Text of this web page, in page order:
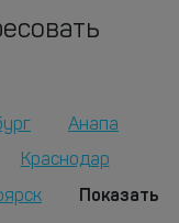
Анапа
Краснодар
Показать